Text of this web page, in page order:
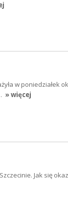
w poniedziałek
» więcej
Jak się